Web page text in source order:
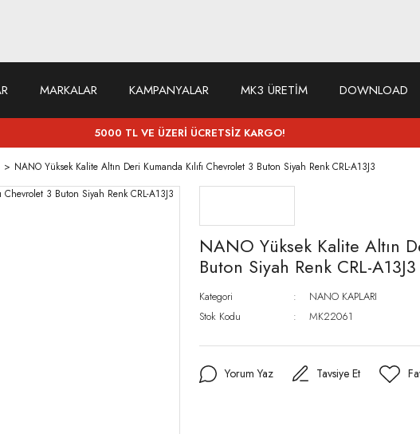
MARKALAR KAMPANYALAR MK3 ÜRETİM DOWNLOAD
5000 TL VE ÜZERİ ÜCRETSİZ KARGO!
NANO Yüksek Kalite Altın Deri Kumanda Kılıfı Chevrolet 3 Buton Siyah Renk CRL-A13J3
NANO Yüksek Kalite Altın
Buton Siyah Renk CRL-A13J3
Kategori
NANO KAPLARI
Stok Kodu
MK22061
Yorum Yaz Tavsiye Et